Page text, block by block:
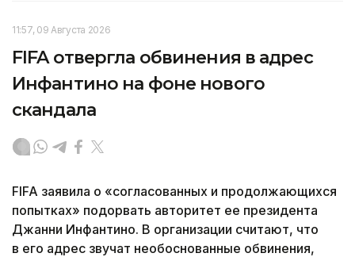
11:57, 09 Августа 2026
FIFA отвергла обвинения в адрес
Инфантино на фоне нового
скандала
FIFA заявила о «согласованных и продолжающихся
попытках» подорвать авторитет ее президента
Джанни Инфантино. В организации считают, что
в его адрес звучат необоснованные обвинения,